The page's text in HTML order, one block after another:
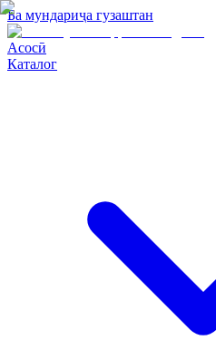
Ба мундариҷа гузаштан
Асосӣ
Каталог